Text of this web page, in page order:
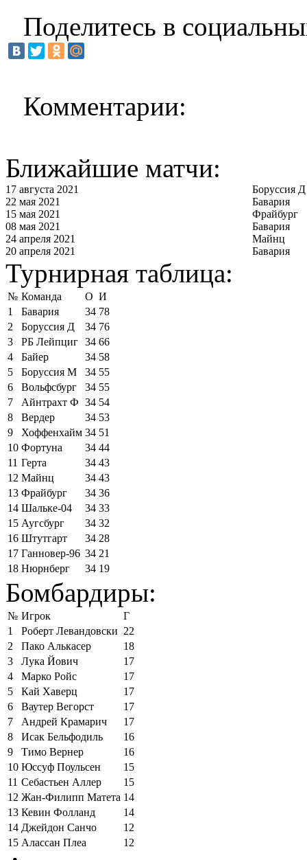
Поделитесь в
Комментарии:
Ближайшие матчи:
17 августа 2021
Боруссия Д
22 мая 2021
Бавария
15 мая 2021
Фрайбург
08 мая 2021
Бавария
24 апреля 2021
Майнц
20 апреля 2021
Бавария
Турнирная таблица:
№ Команда О И
1
Бавария 34 78
2
Боруссия Д 34 76
3
РБ Лейпциг 34 66
4
Байер 34 58
5
Боруссия М 34 55
6
Вольфсбург 34 55
7
Айнтрахт Ф 34 54
8
Вердер 34 53
9
Хоффенхайм 34 51
10 Фортуна 34 44
11 Герта 34 43
12 Майнц 34 43
13 Фрайбург 34 36
14 Шальке-04 34 33
15 Аугсбург 34 32
16 Штутгарт 34 28
17 Ганновер-96 34 21
18 Нюрнберг 34 19
Бомбардиры:
№ Игрок
Г
1
Роберт Левандовски 22
2
Пако Алькасер
18
3
Лука Йович
17
4
Марко Ройс
17
5
Кай Хаверц
17
6
Ваутер Вегорст
17
7
Андрей Крамарич
17
8
Исак Бельфодиль
16
9
Тимо Вернер
16
10 Юссуф Поульсен
15
11 Себастьен Аллер
15
12 Жан-Филипп Матета 14
13 Кевин Фолланд
14
14 Джейдон Санчо
12
15 Алассан Плеа 12